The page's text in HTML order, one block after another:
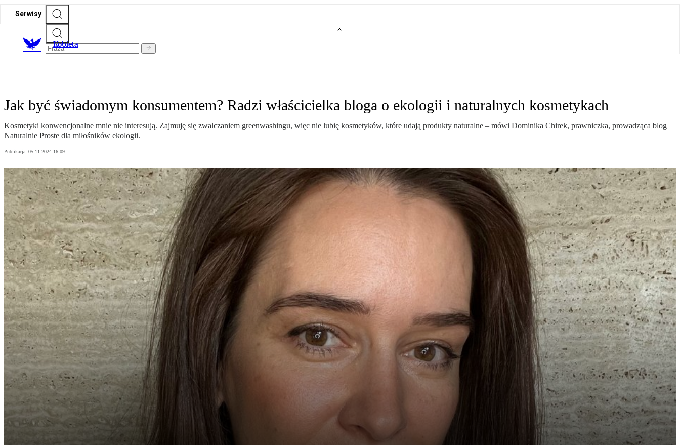
Serwisy
Kobieta
Jak być świadomym konsumentem? Radzi właścicielka bloga o ekologii i naturalnych kosmetykach
Kosmetyki konwencjonalne mnie nie interesują. Zajmuję się zwalczaniem greenwashingu, więc nie lubię kosmetyków, które udają produkty naturalne – mówi Dominika Chirek, prawniczka, prowadząca blog
Naturalnie Proste dla miłośników ekologii.
Publikacja: 05.11.2024 16:09